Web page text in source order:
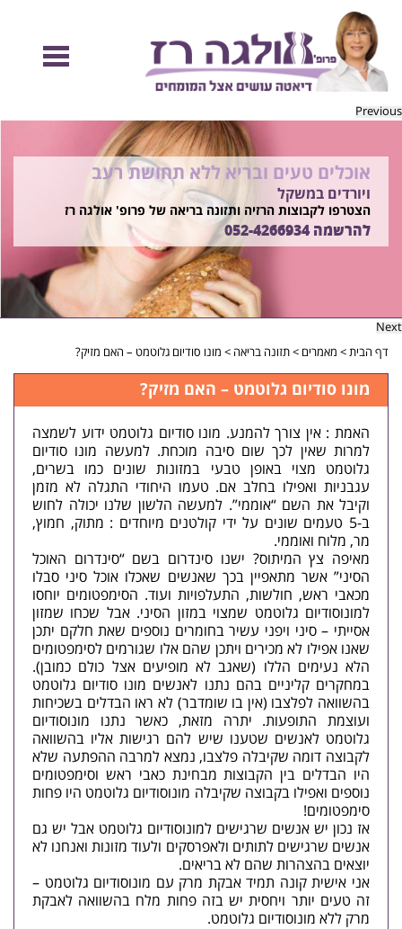
Previous
להיות מוכנות לקיץ הזה ולזה שאחריו!
בשיטת ד"ר אולגה רז
רוצים ללמוד איך?
התקשרו 052-4266934
אוכלים טעים ובריא ללא תחושת רעב
ויורדים במשקל
הצטרפו לקבוצות הרזיה ותזונה בריאה של פרופ' אולגה רז
להרשמה052-4266934
Next
דף הבית> מאמרים >תזונה בריאה > מונו סודיום גלוטמט – האם מזיק?
מונו סודיום גלוטמט – האם מזיק?
האמת : אין צורך להמנע. מונו סודיום גלוטמט ידוע לשמצה
למרות שאין לכך שום סיבה מוכחת. למעשה מונו סודיום
גלוטמט מצוי באופן טבעי במזונות שונים כמו בשרים,
עגבניות ואפילו בחלב אם. טעמו היחודי התגלה לא מזמן
וקיבל את השם “אוממי”. למעשה הלשון שלנו יכולה לחוש
ב-5 טעמים שונים על ידי קולטנים מיוחדים : מתוק, חמוץ,
מר, מלוח ואוממי.
מאיפה צץ המיתוס? ישנו סינדרום בשם “סינדרום האוכל
הסיני” אשר מתאפיין בכך שאנשים שאכלו אוכל סיני סבלו
מכאבי ראש, חולשות, התעלפויות ועוד. הסימפטומים יוחסו
למונוסודיום גלוטמט שמצוי במזון הסיני. אבל שכחו שמזון
אסייתי – סיני ויפני עשיר בחומרים נוספים שאת חלקם יתכן
שאנו אפילו לא מכירים ויתכן שהם אלו שגורמים לסימפטומים
הלא נעימים הללו (שאגב לא מופיעים אצל כולם כמובן).
במחקרים קליניים בהם נתנו לאנשים מונו סודיום גלוטמט
בהשוואה לפלצבו (אין בו שומדבר) לא ראו הבדלים בשכיחות
ועוצמת התופעות. יתרה מזאת, כאשר נתנו מונוסודיום
גלוטמט לאנשים שטענו שיש להם רגישות אליו בהשוואה
לקבוצה דומה שקיבלה פלצבו, נמצא למרבה ההפתעה שלא
היו הבדלים בין הקבוצות מבחינת כאבי ראש וסימפטומים
נוספים ואפילו בקבוצה שקיבלה מונוסודיום גלוטמט היו פחות
סימפטומים!
אז נכון יש אנשים שרגישים למונוסודיום גלוטמט אבל יש גם
אנשים שרגישים לתותים ולאפרסקים ולעוד מזונות ואנחנו לא
יוצאים בהצהרות שהם לא בריאים.
אני אישית קונה תמיד אבקת מרק עם מונוסודיום גלוטמט –
זה טעים יותר ויחסית יש בזה פחות מלח בהשוואה לאבקת
מרק ללא מונוסודיום גלוטמט.